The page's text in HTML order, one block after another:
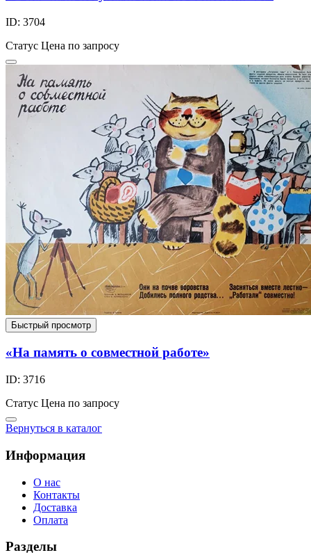
ID: 3704
Статус Цена по запросу
Быстрый просмотр
«На память о совместной работе»
ID: 3716
Статус Цена по запросу
Вернуться в каталог
Информация
О нас
Контакты
Доставка
Оплата
Разделы